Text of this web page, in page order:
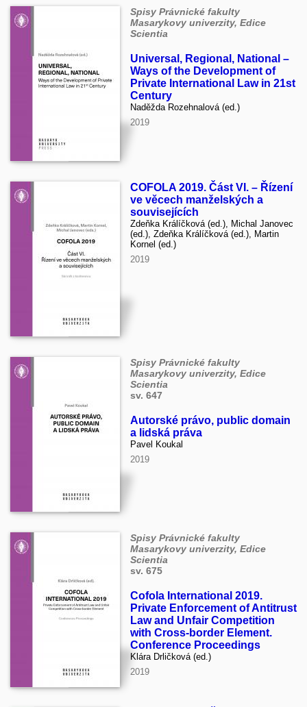
Spisy Právnické fakulty
Masarykovy univerzity, Edice
Scientia
Universal, Regional, National –
Ways of the Development of
Private International Law in 21st
Century
Naděžda Rozehnalová (ed.)
2019
COFOLA 2019. Část VI. – Řízení
ve věcech manželských a
souvisejících
Zdeňka Králíčková (ed.), Michal Janovec
(ed.), Zdeňka Králíčková (ed.), Martin
Kornel (ed.)
2019
Spisy Právnické fakulty
Masarykovy univerzity, Edice
Scientia
sv. 647
Autorské právo, public domain
a lidská práva
Pavel Koukal
2019
Spisy Právnické fakulty
Masarykovy univerzity, Edice
Scientia
sv. 675
Cofola International 2019.
Private Enforcement of Antitrust
Law and Unfair Competition
with Cross-border Element.
Conference Proceedings
Klára Drličková (ed.)
2019